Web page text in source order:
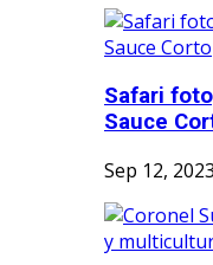
Safari
Sauce
Sep 12, 2023